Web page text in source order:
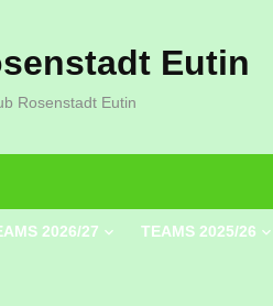
Eutin
Rosenstadt Eutin
2026/27 TEAMS 2025/26